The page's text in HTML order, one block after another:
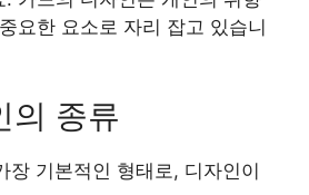
요한 요소로 자리 잡고 있습니
의 종류
장 기본적인 형태로, 디자인이